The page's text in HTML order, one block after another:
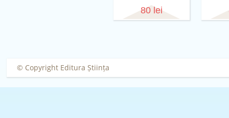
80 lei
© Copyright Editura Știința